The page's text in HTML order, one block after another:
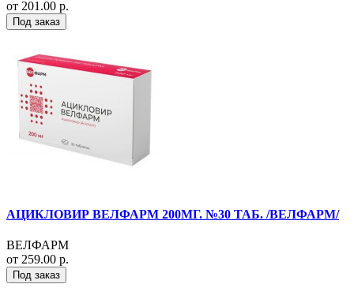
от 201.00 р.
Под заказ
АЦИКЛОВИР ВЕЛФАРМ 200МГ. №30 ТАБ. /ВЕЛФАРМ/
ВЕЛФАРМ
от 259.00 р.
Под заказ